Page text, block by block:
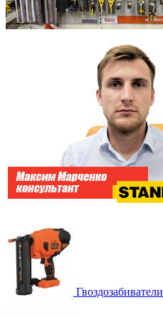
Гвоздозабиватели